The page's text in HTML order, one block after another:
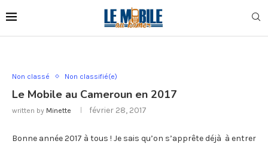
Non classé Non classifié(e)
Le Mobile au Cameroun en 2017
written by Minette février 28, 2017
Bonne année 2017 à tous ! Je sais qu’on s’apprête déjà à entrer